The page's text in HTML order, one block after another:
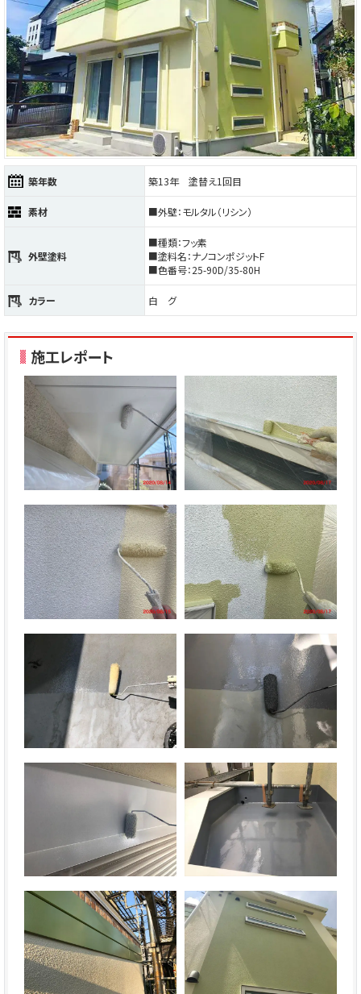
築年数 築13年 塗替え1回目
素材 ■外壁：モルタル（リシン）
外壁塗料
■種類：フッ素
■塗料名：ナノコンポジットF
■色番号：25-90D/35-80H
カラー 白 グ
施工レポート